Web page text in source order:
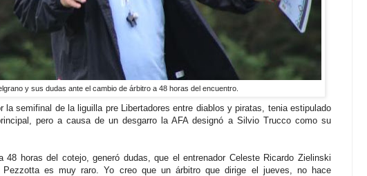
y sus dudas ante el cambio de árbitro a 48 horas del encuentro.
la semifinal de la liguilla pre Libertadores entre diablos y piratas, tenia estipulado
pero a causa de un desgarro la AFA designó a Silvio Trucco como su
48 horas del cotejo, generó dudas, que el entrenador Celeste Ricardo Zielinski
es muy raro. Yo creo que un árbitro que dirige el jueves, no hace